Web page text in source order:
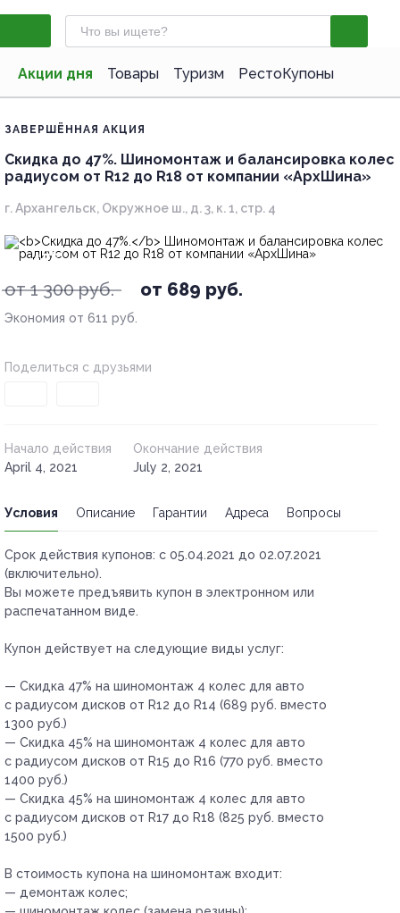
Акции дня Товары Туризм РестоКупоны
ЗАВЕРШЁННАЯ АКЦИЯ
Скидка до 47%. Шиномонтаж и балансировка колес
радиусом от R12 до R18 от компании «АрхШина»
г. Архангельск, Окружное ш., д. 3, к. 1, стр. 4
- 47%
от 1 300 руб. от 689 руб.
Экономия от 611 руб.
Поделиться с друзьями
Начало действия
April 4, 2021
Окончание действия
July 2, 2021
Условия Описание Гарантии Адреса Вопросы
Срок действия купонов: с 05.04.2021 до 02.07.2021
(включительно).
Вы можете предъявить купон в электронном или
распечатанном виде.
Купон действует на следующие виды услуг:
— Скидка 47% на шиномонтаж 4 колес для авто
с радиусом дисков от R12 до R14 (689 руб. вместо
1300 руб.)
— Скидка 45% на шиномонтаж 4 колес для авто
с радиусом дисков от R15 до R16 (770 руб. вместо
1400 руб.)
— Скидка 45% на шиномонтаж 4 колес для авто
с радиусом дисков от R17 до R18 (825 руб. вместо
1500 руб.)
В стоимость купона на шиномонтаж входит:
— демонтаж колес;